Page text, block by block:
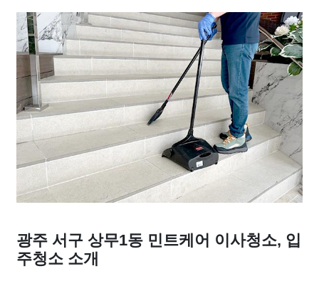
광주 서구 상무1동 민트케어 이사청소, 입
주청소 소개